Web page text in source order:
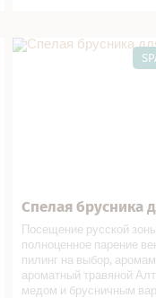
Спелая брусника для
салоне
Спелая брусника
Посещение русской
полноценное парение
пилинг на выбор,
ароматный травяной
медом и брусничным
Записаться